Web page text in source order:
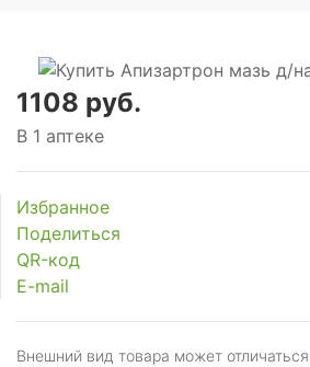
1108 руб.
В 1 аптеке
Избранное
Поделиться
QR-код
E-mail
Внешний вид товара может